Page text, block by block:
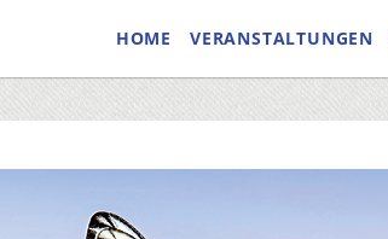
HOME VERANSTALTUNGEN